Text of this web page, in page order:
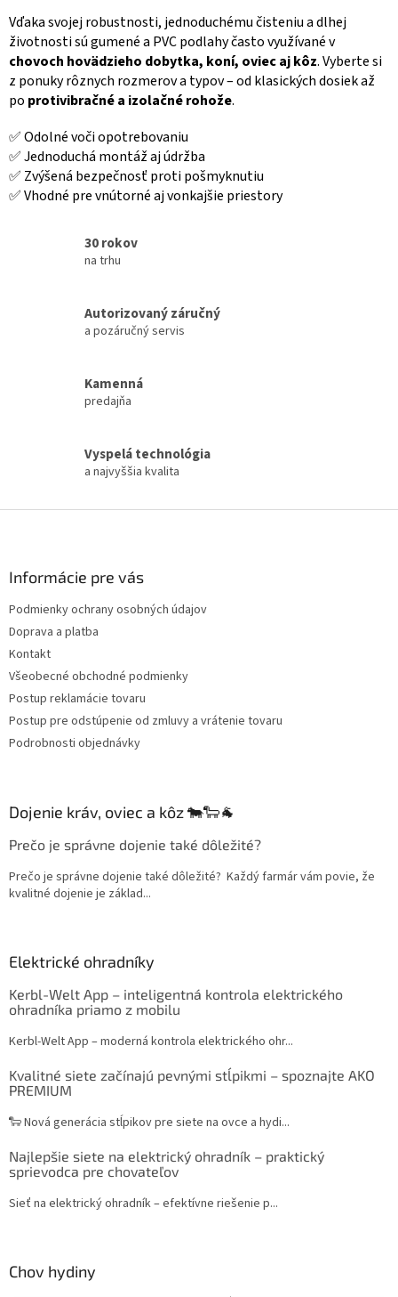
a
c
i
e
p
r
y
v
ý
p
v
a
n
i
e
Vďaka svojej robustnosti, jednoduchému čisteniu a dlhej
životnosti sú gumené a PVC podlahy často využívané v
chovoch hovädzieho dobytka, koní, oviec aj kôz. Vyberte si
z ponuky rôznych rozmerov a typov – od klasických dosiek až
po protivibračné a izolačné rohože.
✅ Odolné voči opotrebovaniu
✅ Jednoduchá montáž aj údržba
✅ Zvýšená bezpečnosť proti pošmyknutiu
✅ Vhodné pre vnútorné aj vonkajšie priestory
30 rokov
na trhu
Autorizovaný záručný
a pozáručný servis
Kamenná
predajňa
Vyspelá technológia
a najvyššia kvalita
Informácie pre vás
Podmienky ochrany osobných údajov
Doprava a platba
Kontakt
Všeobecné obchodné podmienky
Postup reklamácie tovaru
Postup pre odstúpenie od zmluvy a vrátenie tovaru
Podrobnosti objednávky
Dojenie kráv, oviec a kôz 🐄🐑🐐
Prečo je správne dojenie také dôležité?
Prečo je správne dojenie také dôležité? Každý farmár vám povie, že
kvalitné dojenie je základ...
Elektrické ohradníky
Kerbl-Welt App – inteligentná kontrola elektrického
ohradníka priamo z mobilu
Kerbl-Welt App – moderná kontrola elektrického ohr...
Kvalitné siete začínajú pevnými stĺpikmi – spoznajte AKO
PREMIUM
🐑 Nová generácia stĺpikov pre siete na ovce a hydi...
Najlepšie siete na elektrický ohradník – praktický
sprievodca pre chovateľov
Sieť na elektrický ohradník – efektívne riešenie p...
Chov hydiny